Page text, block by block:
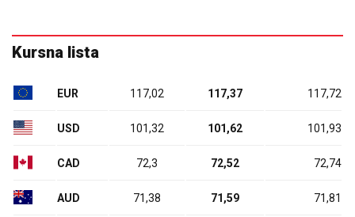
Kursna lista
EUR 117,02 117,37 117,72
USD 101,32 101,62 101,93
CAD 72,3 72,52 72,74
AUD 71,38 71,59 71,81